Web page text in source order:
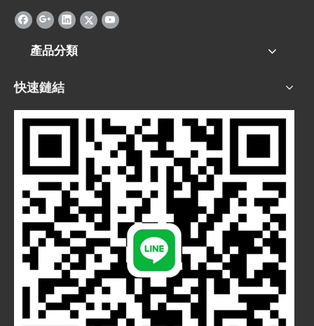
產品分類
快速鏈結